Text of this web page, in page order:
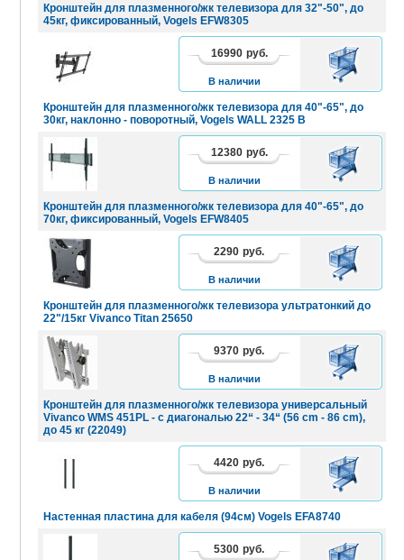
Кронштейн для плазменного/жк телевизора для 32"-50", до
45кг, фиксированный, Vogels EFW8305
Кронштейн для плазменного/жк телевизора для 40"-65", до
30кг, наклонно - поворотный, Vogels WALL 2325 B
16990 руб.
В наличии
В
КОРЗИНУ
Кронштейн для плазменного/жк телевизора для 40"-65", до
70кг, фиксированный, Vogels EFW8405
12380 руб.
В наличии
В
КОРЗИНУ
Кронштейн для плазменного/жк телевизора ультратонкий до
22"/15кг Vivanco Titan 25650
2290 руб.
В наличии
В
КОРЗИНУ
Кронштейн для плазменного/жк телевизора универсальный
Vivanco WMS 451PL - с диагональю 22“ - 34“ (56 cm - 86 cm),
до 45 кг (22049)
9370 руб.
В наличии
В
КОРЗИНУ
Настенная пластина для кабеля (94см) Vogels EFA8740
4420 руб.
В наличии
В
КОРЗИНУ
5300 руб. В